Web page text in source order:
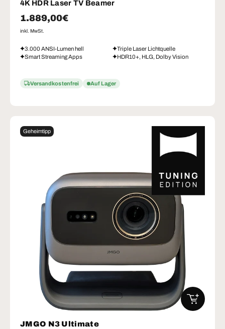
4K HDR Laser TV Beamer
Normaler Preis
1.889,00€
inkl. MwSt.
3.000 ANSI-Lumen hell
Triple Laser Lichtquelle
Smart Streaming Apps
HDR10+, HLG, Dolby Vision
Versandkostenfrei Auf Lager
Geheimtipp
JMGO N3 Ultimate
IN DEN